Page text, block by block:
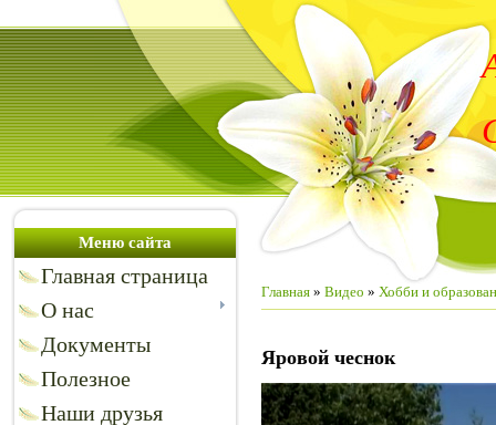
Меню сайта
Главная страница
О нас
Документы
Полезное
Наши друзья
Главная » Видео » Хобби и
Яровой чеснок